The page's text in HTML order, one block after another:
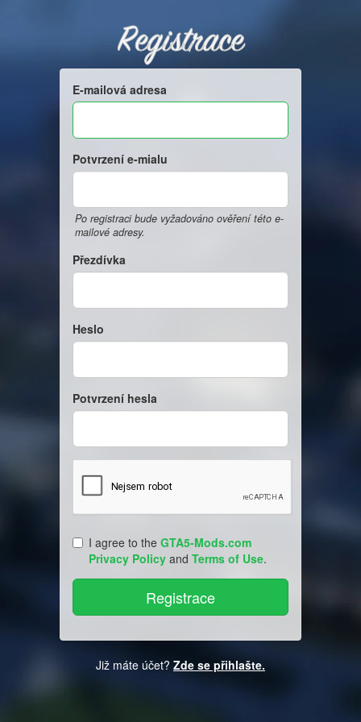
Registrace
E-mailová adresa
Potvrzení e-mialu
Po registraci bude vyžadováno ověření této e-
mailové adresy.
Přezdívka
Heslo
Potvrzení hesla
I agree to the GTA5-Mods.com
Privacy Policy and Terms of Use.
Již máte účet? Zde se přihlašte.